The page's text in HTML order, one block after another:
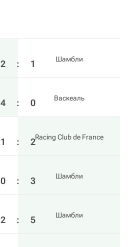
2 : 1 Шамбли
4 : 0 Васкеаль
1 : 2Racing Club de France
0 : 3 Шамбли
2 : 5 Шамбли